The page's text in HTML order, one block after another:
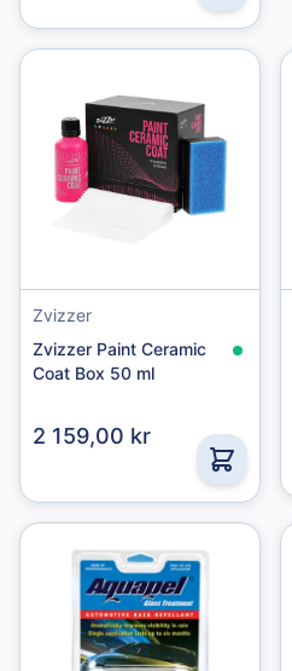
Zvizzer
Zvizzer Paint Ceramic
Coat Box 50 ml
2 159,00 kr